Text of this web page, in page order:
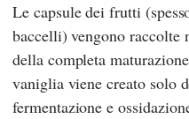
Le capsule dei frutti
baccelli) vengono raccolte
della completa
vaniglia viene creato solo
fermentazione e